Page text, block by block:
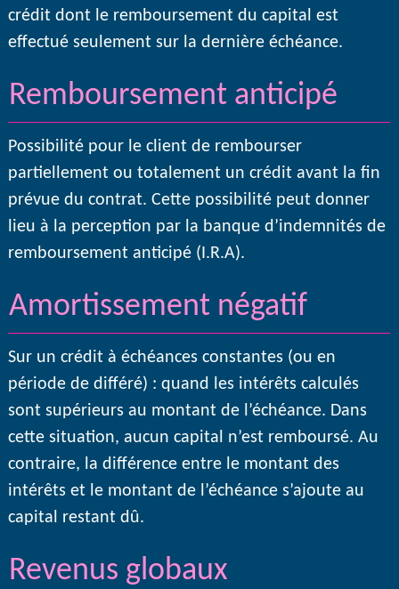
crédit dont le remboursement du capital est
effectué seulement sur la dernière échéance.
Remboursement anticipé
Possibilité pour le client de rembourser
partiellement ou totalement un crédit avant la fin
prévue du contrat. Cette possibilité peut donner
lieu à la perception par la banque d’indemnités de
remboursement anticipé (I.R.A).
Amortissement négatif
Sur un crédit à échéances constantes (ou en
période de différé) : quand les intérêts calculés
sont supérieurs au montant de l’échéance. Dans
cette situation, aucun capital n’est remboursé. Au
contraire, la différence entre le montant des
intérêts et le montant de l’échéance s’ajoute au
capital restant dû.
Revenus globaux